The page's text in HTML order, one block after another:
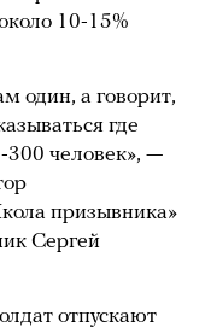
10-15%
один, а говорит,
где
300 человек», —
призывника»
Сергей
отпускают